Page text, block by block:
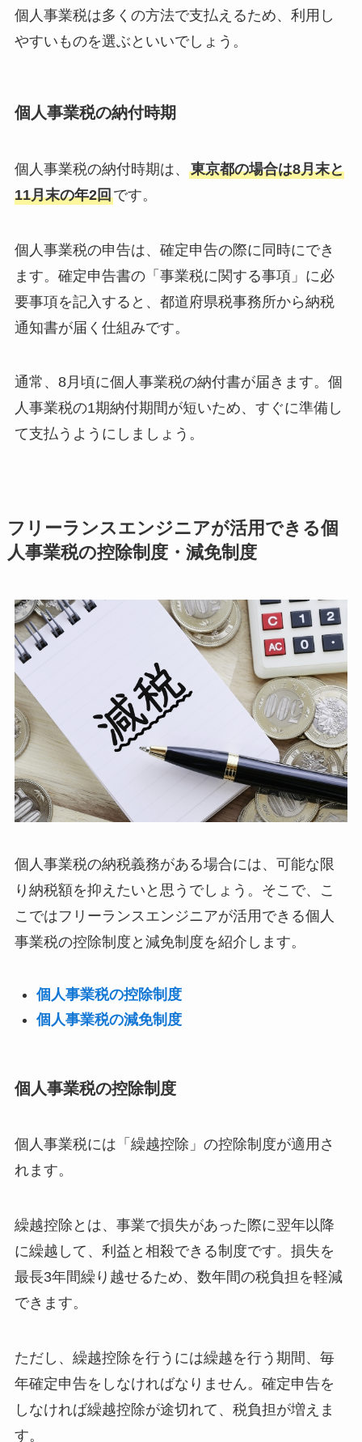
個人事業税は多くの方法で支払えるため、利用し
やすいものを選ぶといいでしょう。
個人事業税の納付時期
個人事業税の納付時期は、 東京都の場合は8月末と
11月末の年2回です。
個人事業税の申告は、確定申告の際に同時にでき
ます。確定申告書の「事業税に関する事項」に必
要事項を記入すると、都道府県税事務所から納税
通知書が届く仕組みです。
通常、8月頃に個人事業税の納付書が届きます。個
人事業税の1期納付期間が短いため、すぐに準備し
て支払うようにしましょう。
フリーランスエンジニアが活用できる個
人事業税の控除制度・減免制度
個人事業税の納税義務がある場合には、可能な限
り納税額を抑えたいと思うでしょう。そこで、こ
こではフリーランスエンジニアが活用できる個人
事業税の控除制度と減免制度を紹介します。
個人事業税の控除制度
個人事業税の減免制度
個人事業税の控除制度
個人事業税には「繰越控除」の控除制度が適用さ
れます。
繰越控除とは、事業で損失があった際に翌年以降
に繰越して、利益と相殺できる制度です。損失を
最長3年間繰り越せるため、数年間の税負担を軽減
できます。
ただし、繰越控除を行うには繰越を行う期間、毎
年確定申告をしなければなりません。確定申告を
しなければ繰越控除が途切れて、税負担が増えま
す。